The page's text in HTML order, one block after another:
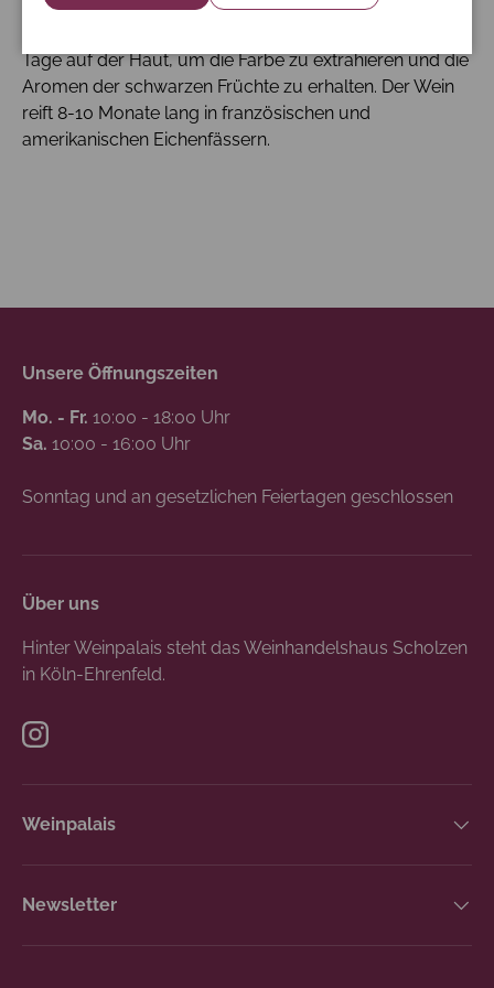
Aromen zu erhalten und eine übermäßige
Tage auf der Haut, um die Farbe zu extrahieren und die
Aromen der schwarzen Früchte zu erhalten. Der Wein
reift 8-10 Monate lang in französischen und
amerikanischen Eichenfässern.
Unsere Öffnungszeiten
Mo. - Fr. 10:00 - 18:00 Uhr
Sa. 10:00 - 16:00 Uhr
Sonntag und an gesetzlichen Feiertagen geschlossen
Über uns
Hinter Weinpalais steht das Weinhandelshaus Scholzen
in Köln-Ehrenfeld.
Instagram
Weinpalais
Newsletter